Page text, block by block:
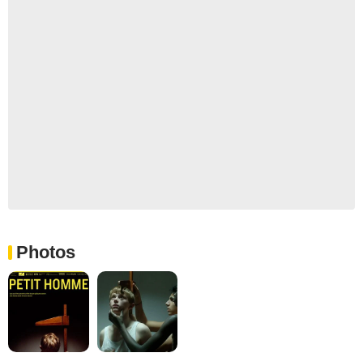
Photos